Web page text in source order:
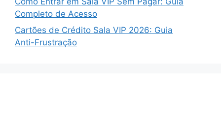
Completo de Acesso
Cartões de Crédito Sala VIP 2026: Guia
Anti-Frustração